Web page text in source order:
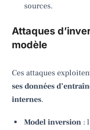
sources.
Attaques
modèle
Ces attaques
ses données
internes.
Model inversion: